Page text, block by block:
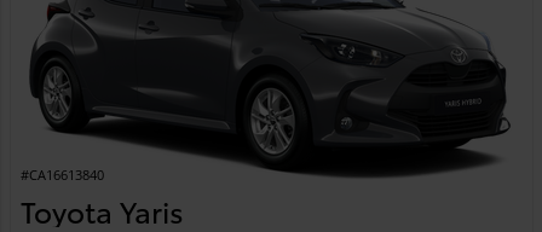
#CA16613840
Toyota Yaris